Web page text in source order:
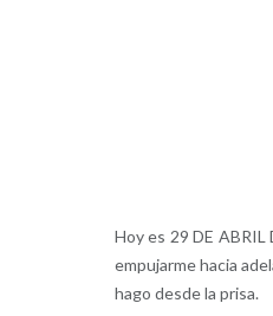
Hoy es 29 DE
empujarme hacia
hago desde la prisa.